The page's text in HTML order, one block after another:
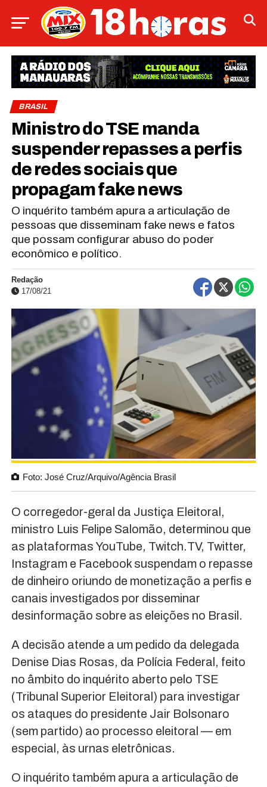
BRASIL
Ministro do TSE manda
suspender repasses a perfis
de redes sociais que
propagam fake news
O inquérito também apura a articulação de
pessoas que disseminam fake news e fatos
que possam configurar abuso do poder
econômico e político.
Redação
17/08/21
Foto: José Cruz/Arquivo/Agência Brasil
O corregedor-geral da Justiça Eleitoral,
ministro Luis Felipe Salomão, determinou que
as plataformas YouTube, Twitch.TV, Twitter,
Instagram e Facebook suspendam o repasse
de dinheiro oriundo de monetização a perfis e
canais investigados por disseminar
desinformação sobre as eleições no Brasil.
A decisão atende a um pedido da delegada
Denise Dias Rosas, da Polícia Federal, feito
no âmbito do inquérito aberto pelo TSE
(Tribunal Superior Eleitoral) para investigar
os ataques do presidente Jair Bolsonaro
(sem partido) ao processo eleitoral — em
especial, às urnas eletrônicas.
O inquérito também apura a articulação de